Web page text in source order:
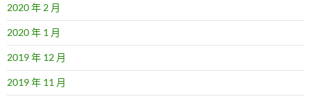
2020 年 2 月
2020 年 1 月
2019 年 12 月
2019 年 11 月